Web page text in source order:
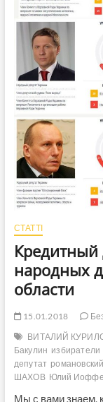
СТАТТІ
Кредитный
народных
области
15.01.2018
ВИТАЛИЙ
Бакулин избиратели
депутат
ШАХОВ Юлий Иоффе
Мы с вами знаем,